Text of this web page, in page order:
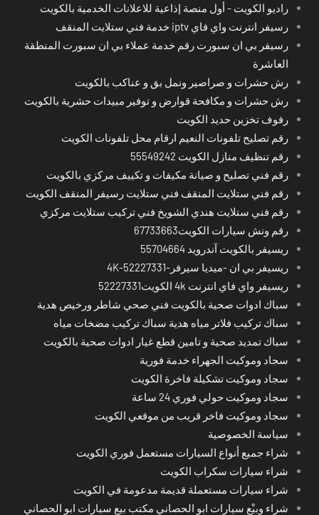
راديو الكويت - أول منصة إذاعية للاعلانات الخدمية بالكويت
رسيفر انترنت واي فاي iptv خدمة فني ستلايت المنقف
رسيفر بي ان سبورت رقم خدمة عملاء بي ان سبورت المنطقة
العاشرة
رش حشرات و صراصير ونمل بق و عناكب بالكويت
رش حشرات و مكافحة قوارض و توفير مبيدات حشرية بالكويت
رفوف تخزين حديد الكويت
رقم تصليح تلفونات النعيم ارقام محل تلفونات الكويت
رقم تنظيف منازل الكويت 55549242
رقم فني تصليح و صيانة مكيفات و تكييف مركزي بالكويت
رقم فني ستلايت المنقف فني ستلايت رسيفر المنقف الكويت
رقم فني ستلايت هندي الشويخ فني تركيب ستلايت مركزي
رقم ونش سيارات الكويت67733663
ريسيفر بالكويت آندرويد 55704664
ريسيفر بي ان -ميديا سيرفر-4K-52227331
ريسيفر واي فاي انترنت 4k الكويت52227331
سباك ادوات صحية بالكويت فني صحي شاطر ورخيص هدية
سباك تركيب فلاتر مياه هدية سباك تركيب مضخات مياه
سباك تمديد صحية و تامين قطع غيار ادوات صحية بالكويت
سجاد وموكيت الجهراء خدمة فورية
سجاد وموكيت تشكيلة فاخرة الكويت
سجاد وموكيت حولي فوري 24 ساعة
سجاد وموكيت فاخر قريب من موقعي الكويت
سياسة الخصوصية
شراء جميع أنواع السيارات مستعمل فوري الكويت
شراء سيارات سكراب الكويت
شراء سيارات مستعملة قديمة مدعومة في الكويت
شراء وبيْع سيارات ابو الحصاني مكتب بيع سيارات ابو الحصاني